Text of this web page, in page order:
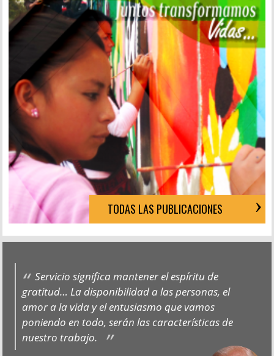
TODAS LAS PUBLICACIONES
Servicio significa mantener el espíritu de
gratitud… La disponibilidad a las personas, el
amor a la vida y el entusiasmo que vamos
poniendo en todo, serán las características de
nuestro trabajo.